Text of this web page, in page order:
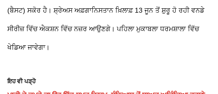
(ਬੈਸਟ) ਸਕੋਰ ਹੈ। ਸ਼੍ਰੇਅਸ ਅਫ਼ਗਾਨਿਸਤਾਨ ਖ਼ਿਲਾਫ਼ 13 ਜੂਨ ਤੋਂ ਸ਼ੁਰੂ ਹੋ ਰਹੀ ਵਨਡੇ
ਸੀਰੀਜ਼ ਵਿੱਚ ਐਕਸ਼ਨ ਵਿੱਚ ਨਜ਼ਰ ਆਉਣਗੇ। ਪਹਿਲਾ ਮੁਕਾਬਲਾ ਧਰਮਸ਼ਾਲਾ ਵਿੱਚ
ਖੇਡਿਆ ਜਾਵੇਗਾ।
ਇਹ ਵੀ ਪੜ੍ਹੋ